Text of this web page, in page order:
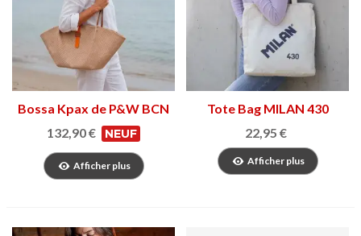
Bossa Kpax de P&W BCN
132,90 €
NEUF
Afficher plus
Tote Bag MILAN 430
22,95 €
Afficher plus